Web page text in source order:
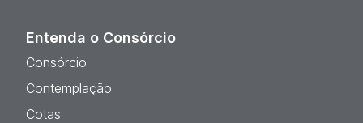
Entenda o Consórcio
Consórcio
Contemplação
Cotas